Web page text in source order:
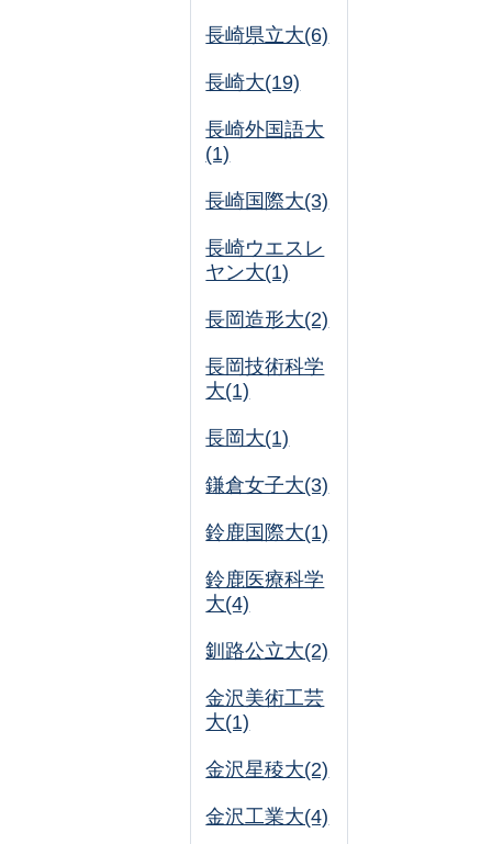
長崎県立大(6)
長崎大(19)
長崎外国語大
(1)
長崎国際大(3)
長崎ウエスレ
ヤン大(1)
長岡造形大(2)
長岡技術科学
大(1)
長岡大(1)
鎌倉女子大(3)
鈴鹿国際大(1)
鈴鹿医療科学
大(4)
釧路公立大(2)
金沢美術工芸
大(1)
金沢星稜大(2)
金沢工業大(4)